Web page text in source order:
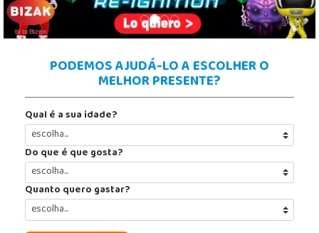
PODEMOS AJUDÁ-LO A ESCOLHER O
MELHOR PRESENTE?
Qual é a sua idade?
Do que é que gosta?
Quanto quero gastar?